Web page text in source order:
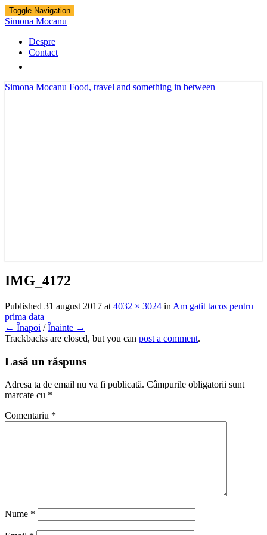
Toggle Navigation
Simona Mocanu
Despre
Contact
Simona Mocanu Food, travel and something in between
IMG_4172
Published 31 august 2017 at 4032 × 3024 in Am gatit tacos pentru
prima data
← Înapoi /Înainte →
Trackbacks are closed, but you can post a comment.
Lasă un răspuns
Adresa ta de email nu va fi publicată. Câmpurile obligatorii sunt
marcate cu *
Comentariu *
Nume *